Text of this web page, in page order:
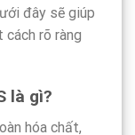
đây sẽ giúp
rõ ràng
là gì?
hóa chất,